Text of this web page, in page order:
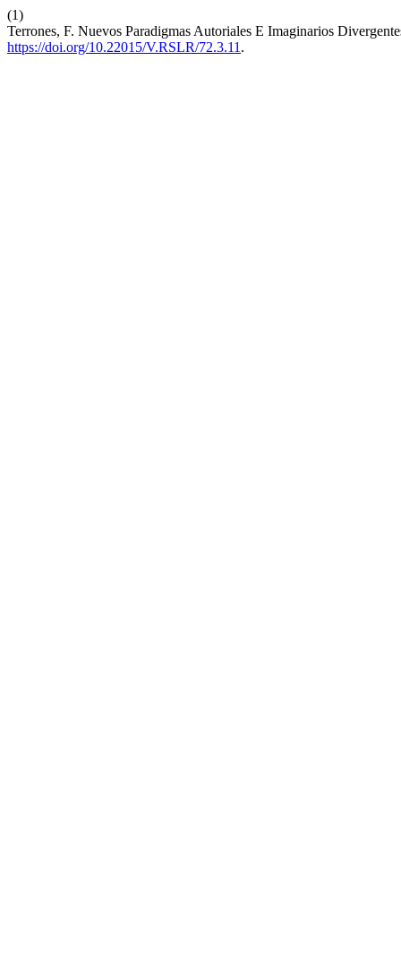
(1)
Terrones, F. Nuevos Paradigmas Autoriales E Imaginarios
https://doi.org/10.22015/V.RSLR/72.3.11 .